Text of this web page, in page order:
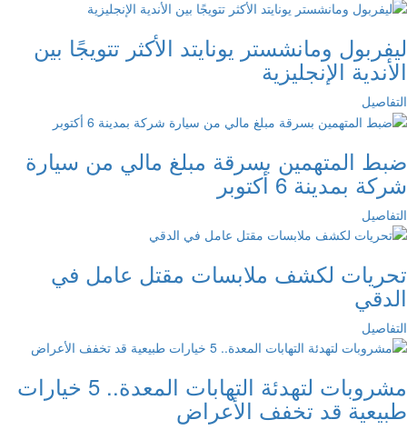
ليفربول ومانشستر يونايتد الأكثر تتويجًا بين
الأندية الإنجليزية
التفاصيل
ضبط المتهمين بسرقة مبلغ مالي من سيارة
شركة بمدينة 6 أكتوبر
التفاصيل
تحريات لكشف ملابسات مقتل عامل في
الدقي
التفاصيل
مشروبات لتهدئة التهابات المعدة.. 5 خيارات
طبيعية قد تخفف الأعراض